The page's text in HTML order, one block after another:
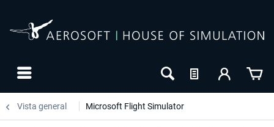
Vista general Microsoft Flight Simulator